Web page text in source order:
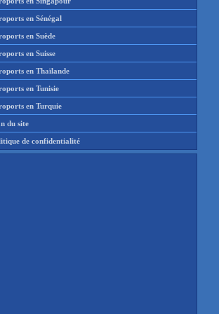
en Sénégal
en Suède
en Suisse
en Thaïlande
en Tunisie
en Turquie
du site
de confidentialité